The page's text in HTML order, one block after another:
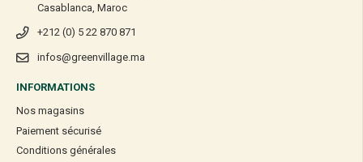
Casablanca, Maroc
+212 (0) 5 22 870 871
infos@greenvillage.ma
INFORMATIONS
Nos magasins
Paiement sécurisé
Conditions générales